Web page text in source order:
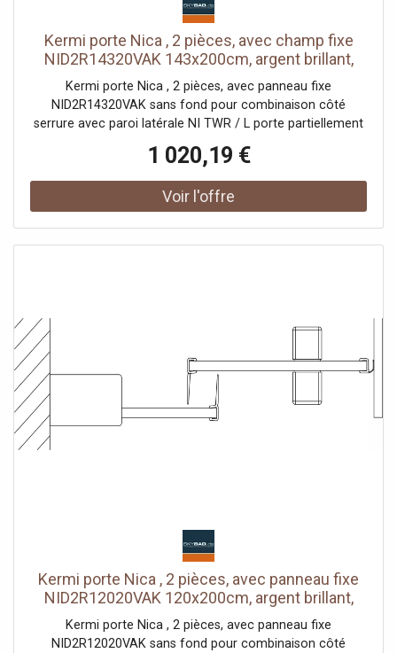
Kermi porte Nica , 2 pièces, avec champ fixe
NID2R14320VAK 143x200cm, argent brillant,
verre de sécurité trempé, à droite, sur la zone
de douche
Kermi porte Nica , 2 pièces, avec panneau fixe
NID2R14320VAK sans fond pour combinaison côté
serrure avec paroi latérale NI TWR / L porte partiellement
ouverture d'un côté avec un champ fixe Vitrage avec
verre de sécurité trempé 6 mm selon DIN EN 12150 en
option avec revêtement facile d'entretien Profils en
aluminium anodisé Poignées métalliques Possibilité de
d'étanchéité horizontale avec effet de rebond de l'eau
avec seuil (hauteur 6 mm) ou peut être installé sans seuil
(sans plancher) En raison de la conception, une
étanchéité absolue ne peut pas être obtenue avec NICA
avec matériel de fixation testé selon DIN EN 14428 (CE) et
PPP 53005 (TÜV / GS)
1 020,19 €
Kermi porte Nica , 2 pièces, avec panneau fixe
NID2R12020VAK 120x200cm, argent brillant,
verre de sécurité trempé, à droite, sur receveur
de douche
Kermi porte Nica , 2 pièces, avec panneau fixe
NID2R12020VAK sans fond pour combinaison côté